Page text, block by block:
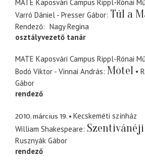
MATE Kaposvári Campus Rippl-Rónai
Varró Dániel - Presser Gábor Túl a
Rendező
Nagy Regina
osztályvezető tanár
MATE Kaposvári Campus Rippl-Rónai
Bodó Viktor - Vinnai András Motel
Gábor
rendező
2010. március 19.
Kecskeméti színház
William Shakespeare
Rusznyák Gábor
rendező